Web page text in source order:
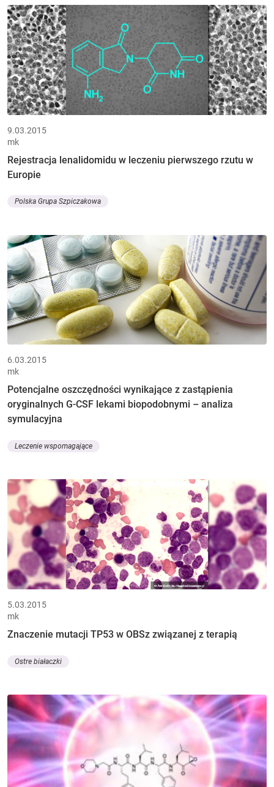
9.03.2015
mk
Rejestracja lenalidomidu w leczeniu pierwszego rzutu w
Europie
Polska Grupa Szpiczakowa
6.03.2015
mk
Potencjalne oszczędności wynikające z zastąpienia
oryginalnych G-CSF lekami biopodobnymi – analiza
symulacyjna
Leczenie wspomagające
5.03.2015
mk
Znaczenie mutacji TP53 w OBSz związanej z terapią
Ostre białaczki